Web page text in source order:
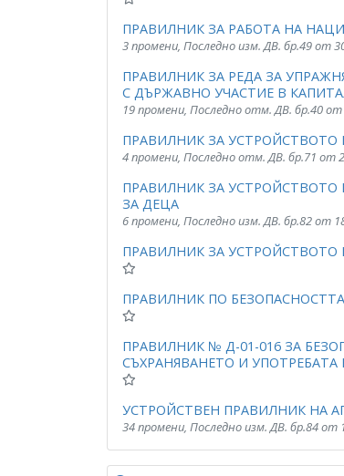
ПРАВИЛНИК ЗА РАБОТА НА
3 промени, Последно изм. ДВ. бр.49 от
ПРАВИЛНИК ЗА РЕДА ЗА
С ДЪРЖАВНО УЧАСТИЕ В
19 промени, Последно отм. ДВ. бр.40
ПРАВИЛНИК ЗА УСТРОЙСТВОТО
4 промени, Последно отм. ДВ. бр.71 от
ПРАВИЛНИК ЗА
ЗА ДЕЦА
6 промени, Последно изм. ДВ. бр.82 от
ПРАВИЛНИК ЗА
ПРАВИЛНИК ПО
ПРАВИЛНИК № Д-01-016 ЗА
СЪХРАНЯВАНЕТО И
УСТРОЙСТВЕН ПРАВИЛНИК НА
34 промени, Последно изм. ДВ. бр.84 от